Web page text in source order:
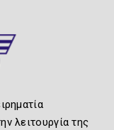
λειτουργία της